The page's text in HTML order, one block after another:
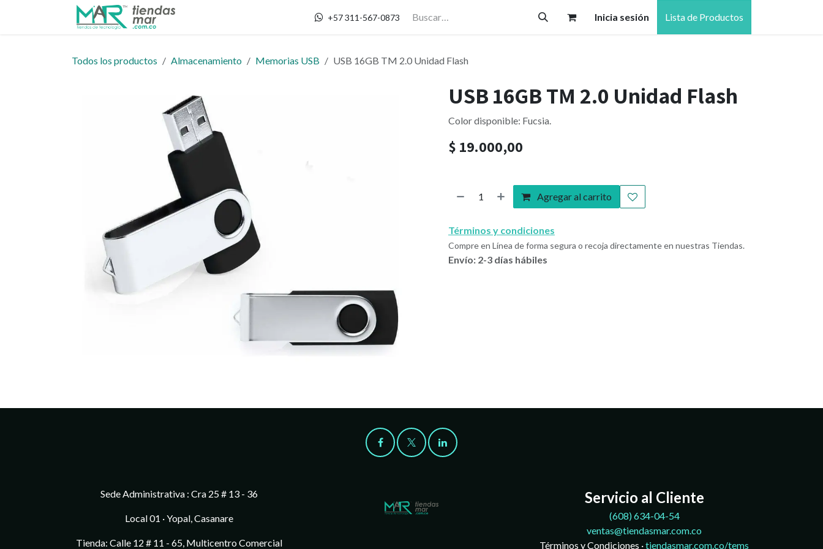
Contáctanos +57 311-567-0873 Inicia sesión Lista de Productos
Todos los productos Almacenamiento Memorias USB USB 16GB TM 2.0 Unidad Flash
USB 16GB TM 2.0 Unidad Flash
Color disponible: Fucsia.
$ 19.000,00
Agregar al carrito
Términos y condiciones
Compre en Línea de forma segura o recoja directamente en nuestras Tiendas.
Envío: 2-3 días hábiles
Sede Administrativa : Cra 25 # 13 - 36
Local 01 · Yopal, Casanare
Tienda: Calle 12 # 11 - 65, Multicentro Comercial
Servicio al Cliente
(608) 634-04-54
ventas@tiendasmar.com.co
Términos y Condiciones ·tiendasmar.com.co/tems